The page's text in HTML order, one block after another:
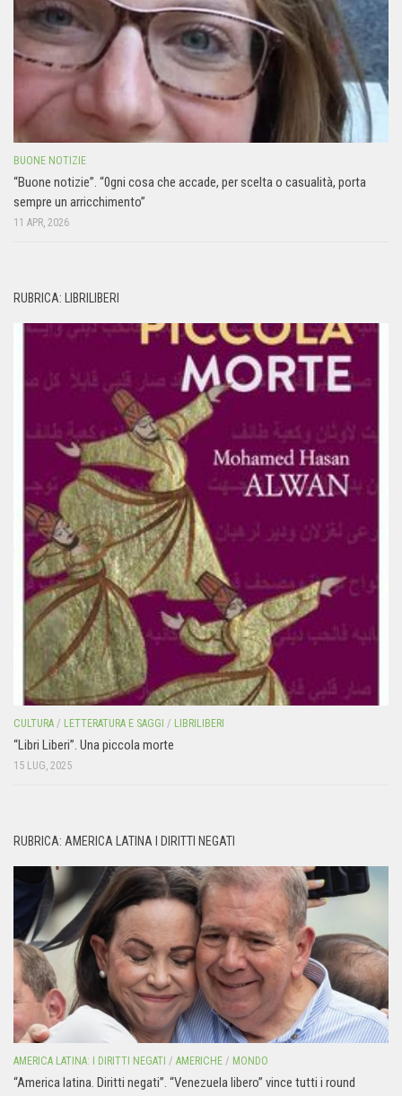
BUONE NOTIZIE
“Buone notizie”. “0gni cosa che accade, per scelta o casualità, porta
sempre un arricchimento”
11 APR, 2026
RUBRICA: LIBRILIBERI
CULTURA / LETTERATURA E SAGGI / LIBRILIBERI
“Libri Liberi”. Una piccola morte
15 LUG, 2025
RUBRICA: AMERICA LATINA I DIRITTI NEGATI
AMERICA LATINA: I DIRITTI NEGATI / AMERICHE / MONDO
“America latina. Diritti negati”. “Venezuela libero” vince tutti i round